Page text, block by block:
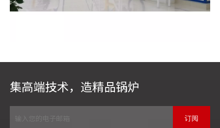
炉相关的其他问题存有疑惑，欢迎咨询江苏
集高端技术，造精品锅炉
订阅